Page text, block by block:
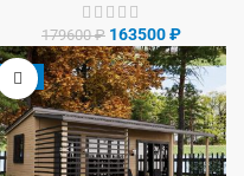
179600₽ 163500₽
-9%